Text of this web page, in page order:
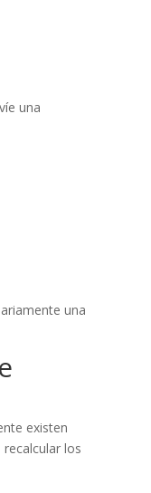
una
una
existen
los